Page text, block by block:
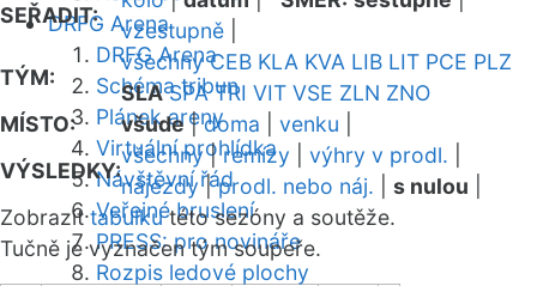
DRFG Arena
DRFG Arena
Schéma tribun
Plánek areny
Virtuální prohlídka
Návštěvní řád
Veřejné bruslení
PRESS: pro novináře
Rozpis ledové plochy
SEŘADIT:
vzestupně
TÝM:
všechny CEB KLA KVA LIB LIT PCE PLZ
SLA SPA TRI VIT VSE ZLN ZNO
MÍSTO:
všude|doma venku
VÝSLEDKY:
všechny|remízy výhry v prodl.
nájezdy|prodl. nebo náj. s nulou
Zobrazittabulkutéto sezóny a soutěže.
Tučně je vyznačen tým soupeře.